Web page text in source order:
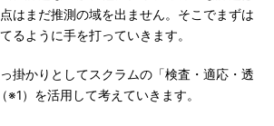
はまだ推測の域を出ません。そこでまずは
るように手を打っていきます。
掛かりとしてスクラムの「検査・適応・透
※1）を活用して考えていきます。